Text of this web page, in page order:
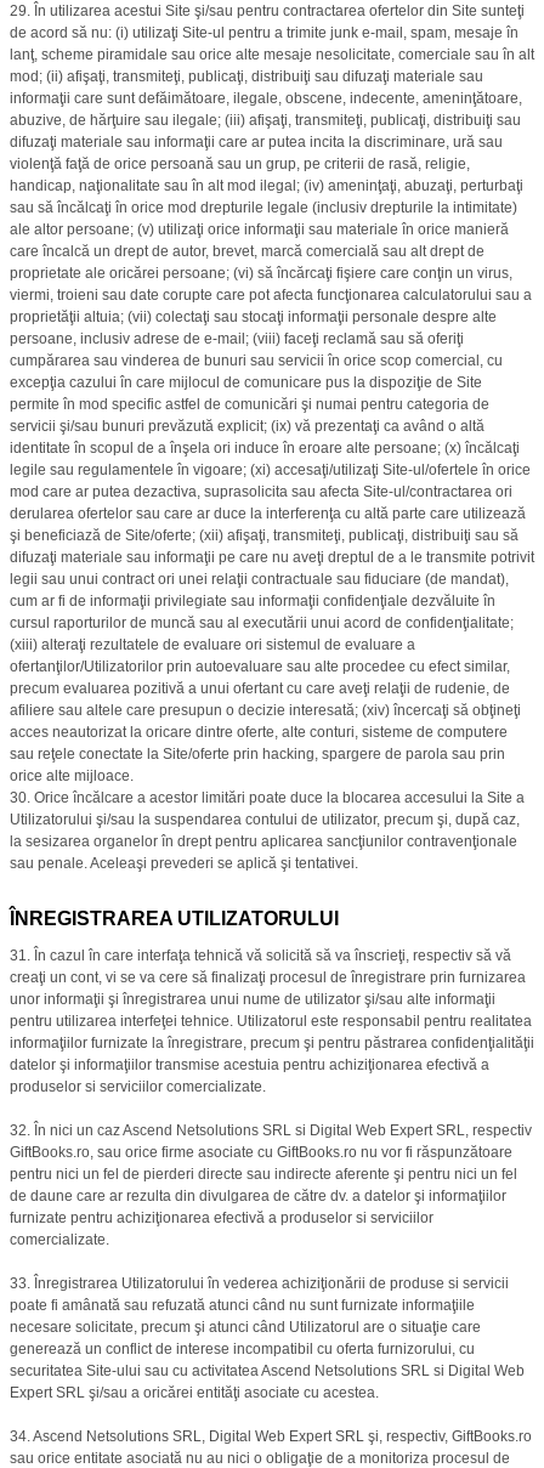
29. În utilizarea acestui Site şi/sau pentru contractarea ofertelor din Site sunteţi
de acord să nu: (i) utilizaţi Site-ul pentru a trimite junk e-mail, spam, mesaje în
lanţ, scheme piramidale sau orice alte mesaje nesolicitate, comerciale sau în alt
mod; (ii) afişaţi, transmiteţi, publicaţi, distribuiţi sau difuzaţi materiale sau
informaţii care sunt defăimătoare, ilegale, obscene, indecente, ameninţătoare,
abuzive, de hărţuire sau ilegale; (iii) afişaţi, transmiteţi, publicaţi, distribuiţi sau
difuzaţi materiale sau informaţii care ar putea incita la discriminare, ură sau
violenţă faţă de orice persoană sau un grup, pe criterii de rasă, religie,
handicap, naţionalitate sau în alt mod ilegal; (iv) ameninţaţi, abuzaţi, perturbaţi
sau să încălcaţi în orice mod drepturile legale (inclusiv drepturile la intimitate)
ale altor persoane; (v) utilizaţi orice informaţii sau materiale în orice manieră
care încalcă un drept de autor, brevet, marcă comercială sau alt drept de
proprietate ale oricărei persoane; (vi) să încărcaţi fişiere care conţin un virus,
viermi, troieni sau date corupte care pot afecta funcţionarea calculatorului sau a
proprietăţii altuia; (vii) colectaţi sau stocaţi informaţii personale despre alte
persoane, inclusiv adrese de e-mail; (viii) faceţi reclamă sau să oferiţi
cumpărarea sau vinderea de bunuri sau servicii în orice scop comercial, cu
excepţia cazului în care mijlocul de comunicare pus la dispoziţie de Site
permite în mod specific astfel de comunicări şi numai pentru categoria de
servicii şi/sau bunuri prevăzută explicit; (ix) vă prezentaţi ca având o altă
identitate în scopul de a înşela ori induce în eroare alte persoane; (x) încălcaţi
legile sau regulamentele în vigoare; (xi) accesaţi/utilizaţi Site-ul/ofertele în orice
mod care ar putea dezactiva, suprasolicita sau afecta Site-ul/contractarea ori
derularea ofertelor sau care ar duce la interferenţa cu altă parte care utilizează
şi beneficiază de Site/oferte; (xii) afişaţi, transmiteţi, publicaţi, distribuiţi sau să
difuzaţi materiale sau informaţii pe care nu aveţi dreptul de a le transmite potrivit
legii sau unui contract ori unei relaţii contractuale sau fiduciare (de mandat),
cum ar fi de informaţii privilegiate sau informaţii confidenţiale dezvăluite în
cursul raporturilor de muncă sau al executării unui acord de confidenţialitate;
(xiii) alteraţi rezultatele de evaluare ori sistemul de evaluare a
ofertanţilor/Utilizatorilor prin autoevaluare sau alte procedee cu efect similar,
precum evaluarea pozitivă a unui ofertant cu care aveţi relaţii de rudenie, de
afiliere sau altele care presupun o decizie interesată; (xiv) încercaţi să obţineţi
acces neautorizat la oricare dintre oferte, alte conturi, sisteme de computere
sau reţele conectate la Site/oferte prin hacking, spargere de parola sau prin
orice alte mijloace.
30. Orice încălcare a acestor limitări poate duce la blocarea accesului la Site a
Utilizatorului şi/sau la suspendarea contului de utilizator, precum şi, după caz,
la sesizarea organelor în drept pentru aplicarea sancţiunilor contravenţionale
sau penale. Aceleaşi prevederi se aplică şi tentativei.
ÎNREGISTRAREA UTILIZATORULUI
31. În cazul în care interfaţa tehnică vă solicită să va înscrieţi, respectiv să vă
creaţi un cont, vi se va cere să finalizaţi procesul de înregistrare prin furnizarea
unor informaţii şi înregistrarea unui nume de utilizator şi/sau alte informaţii
pentru utilizarea interfeţei tehnice. Utilizatorul este responsabil pentru realitatea
informaţiilor furnizate la înregistrare, precum şi pentru păstrarea confidenţialităţii
datelor şi informaţiilor transmise acestuia pentru achiziţionarea efectivă a
produselor si serviciilor comercializate.
32. În nici un caz Ascend Netsolutions SRL si Digital Web Expert SRL, respectiv
GiftBooks.ro, sau orice firme asociate cu GiftBooks.ro nu vor fi răspunzătoare
pentru nici un fel de pierderi directe sau indirecte aferente şi pentru nici un fel
de daune care ar rezulta din divulgarea de către dv. a datelor şi informaţiilor
furnizate pentru achiziţionarea efectivă a produselor si serviciilor
comercializate.
33. Înregistrarea Utilizatorului în vederea achiziţionării de produse si servicii
poate fi amânată sau refuzată atunci când nu sunt furnizate informaţiile
necesare solicitate, precum şi atunci când Utilizatorul are o situaţie care
generează un conflict de interese incompatibil cu oferta furnizorului, cu
securitatea Site-ului sau cu activitatea Ascend Netsolutions SRL si Digital Web
Expert SRL şi/sau a oricărei entităţi asociate cu acestea.
34. Ascend Netsolutions SRL, Digital Web Expert SRL şi, respectiv, GiftBooks.ro
sau orice entitate asociată nu au nici o obligaţie de a monitoriza procesul de